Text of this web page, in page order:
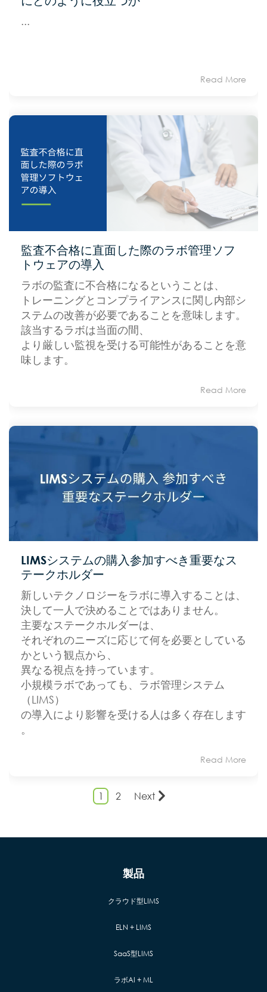
...
Read More
監査不合格に直面した際のラボ管理ソフ
トウェアの導入
ラボの監査に不合格になるということは、
トレーニングとコンプライアンスに関し内部シ
ステムの改善が必要であることを意味します。
該当するラボは当面の間、
より厳しい監視を受ける可能性があることを意
味します。
Read More
LIMSシステムの購入参加すべき重要なス
テークホルダー
新しいテクノロジーをラボに導入することは、
決して一人で決めることではありません。
主要なステークホルダーは、
それぞれのニーズに応じて何を必要としている
かという観点から、
異なる視点を持っています。
小規模ラボであっても、ラボ管理システム
（LIMS）
の導入により影響を受ける人は多く存在します
。
Read More
1 2 Next
製品
クラウド型LIMS
ELN + LIMS
SaaS型LIMS
ラボAI + ML